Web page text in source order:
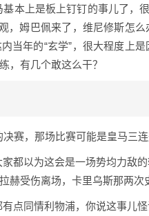
本上是板上钉钉的事儿了，
，姆巴佩来了，维尼修斯怎
当年的“玄学”，很大程度上
，有几个敢这么干？
赛，那场比赛可能是皇马三连
都以为这会是一场势均力敌
赫受伤离场，卡里乌斯那两
点同情利物浦，你说这事儿